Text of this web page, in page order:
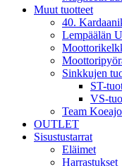
Muut tuotteet
40.
Lempäälän
Sinkkujen
ST-
VS-
Team Koeajo
OUTLET
Sisustustarrat
Eläimet
Harrastukset